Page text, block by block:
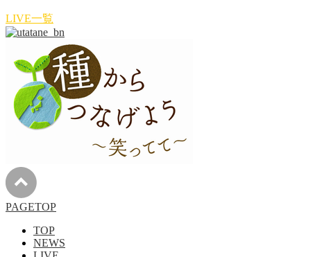
LIVE一覧
PAGETOP
TOP
NEWS